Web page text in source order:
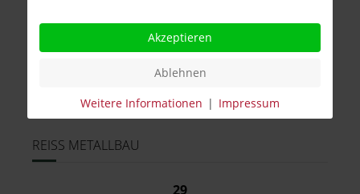
Text, Fotos & Grafiken:
REISS METALLBAU
29
Akzeptieren
Ablehnen
Weitere Informationen | Impressum